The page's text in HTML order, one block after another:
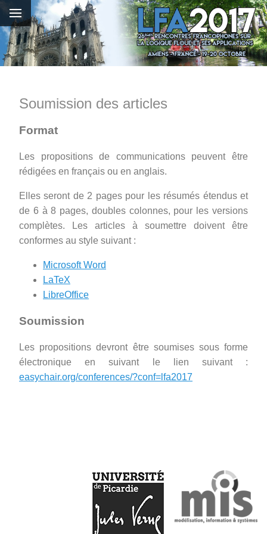
Soumission des articles
Format
Les propositions de communications peuvent être
rédigées en français ou en anglais.
Elles seront de 2 pages pour les résumés étendus et
de 6 à 8 pages, doubles colonnes, pour les versions
complètes. Les articles à soumettre doivent être
conformes au style suivant :
Microsoft Word
LaTeX
LibreOffice
Soumission
Les propositions devront être soumises sous forme
électronique en suivant le lien suivant :
easychair.org/conferences/?conf=lfa2017